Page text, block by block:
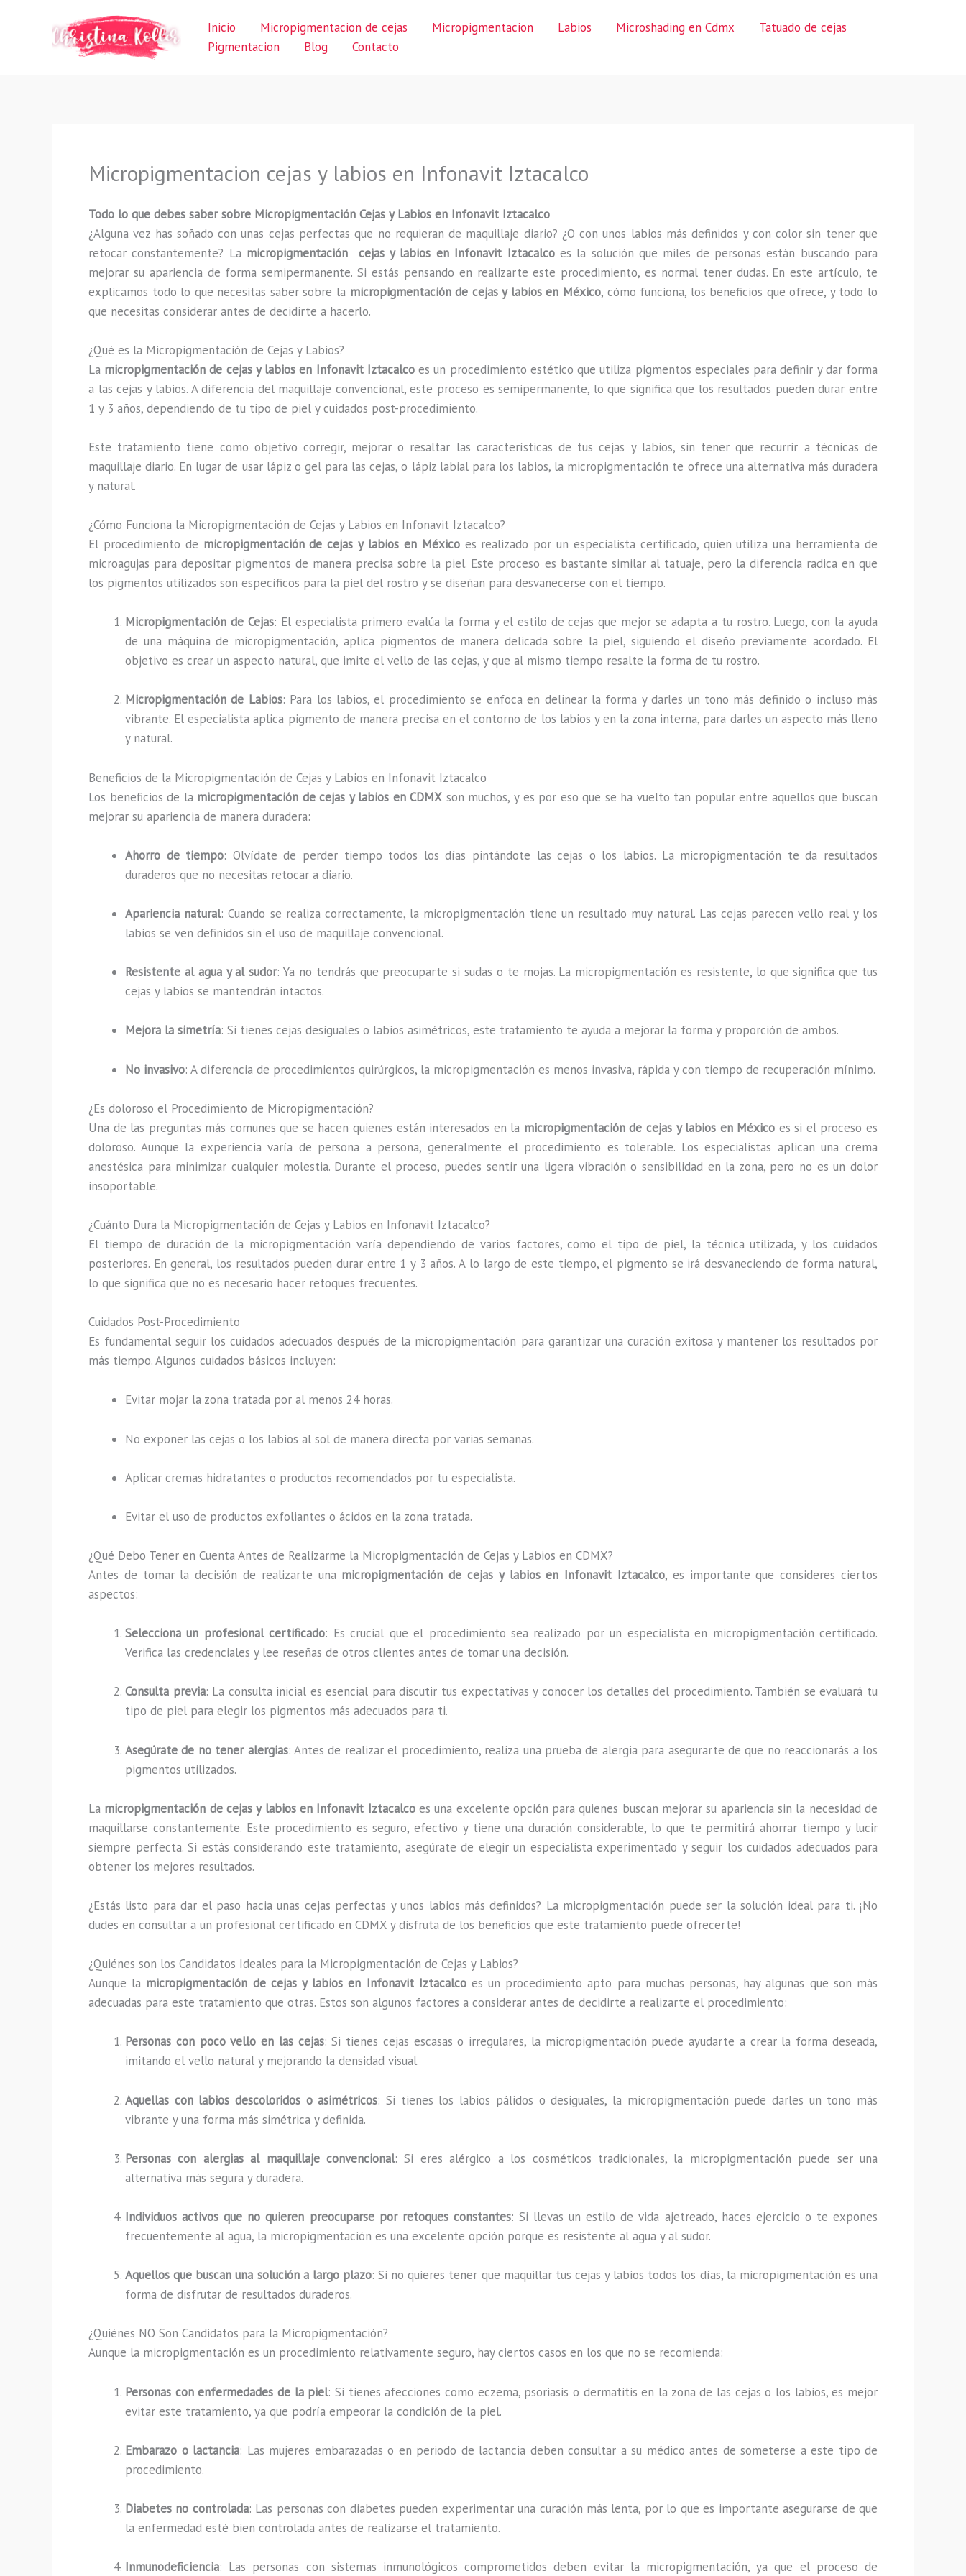
Inicio Micropigmentacion de cejas Micropigmentacion Labios Microshading en Cdmx
Tatuado de cejas
Pigmentacion
Blog Contacto
Micropigmentacion cejas y labios en Infonavit Iztacalco
Todo lo que debes saber sobre Micropigmentación Cejas y Labios en Infonavit Iztacalco
¿Alguna vez has soñado con unas cejas perfectas que no requieran de maquillaje diario? ¿O con unos labios más definidos y con color sin tener que
retocar constantemente? La micropigmentación cejas y labios en Infonavit Iztacalcoes la solución que miles de personas están buscando para
mejorar su apariencia de forma semipermanente. Si estás pensando en realizarte este procedimiento, es normal tener dudas. En este artículo, te
explicamos todo lo que necesitas saber sobre la micropigmentación de cejas y labios en México, cómo funciona, los beneficios que ofrece, y todo lo
que necesitas considerar antes de decidirte a hacerlo.
¿Qué es la Micropigmentación de Cejas y Labios?
La micropigmentación de cejas y labios en Infonavit Iztacalcoes un procedimiento estético que utiliza pigmentos especiales para definir y dar forma
a las cejas y labios. A diferencia del maquillaje convencional, este proceso es semipermanente, lo que significa que los resultados pueden durar entre
1 y 3 años, dependiendo de tu tipo de piel y cuidados post-procedimiento.
Este tratamiento tiene como objetivo corregir, mejorar o resaltar las características de tus cejas y labios, sin tener que recurrir a técnicas de
maquillaje diario. En lugar de usar lápiz o gel para las cejas, o lápiz labial para los labios, la micropigmentación te ofrece una alternativa más duradera
y natural.
¿Cómo Funciona la Micropigmentación de Cejas y Labios en Infonavit Iztacalco?
El procedimiento de micropigmentación de cejas y labios en Méxicoes realizado por un especialista certificado, quien utiliza una herramienta de
microagujas para depositar pigmentos de manera precisa sobre la piel. Este proceso es bastante similar al tatuaje, pero la diferencia radica en que
los pigmentos utilizados son específicos para la piel del rostro y se diseñan para desvanecerse con el tiempo.
Micropigmentación de Cejas: El especialista primero evalúa la forma y el estilo de cejas que mejor se adapta a tu rostro. Luego, con la ayuda
de una máquina de micropigmentación, aplica pigmentos de manera delicada sobre la piel, siguiendo el diseño previamente acordado. El
objetivo es crear un aspecto natural, que imite el vello de las cejas, y que al mismo tiempo resalte la forma de tu rostro.
Micropigmentación de Labios: Para los labios, el procedimiento se enfoca en delinear la forma y darles un tono más definido o incluso más
vibrante. El especialista aplica pigmento de manera precisa en el contorno de los labios y en la zona interna, para darles un aspecto más lleno
y natural.
Beneficios de la Micropigmentación de Cejas y Labios en Infonavit Iztacalco
Los beneficios de la micropigmentación de cejas y labios en CDMX son muchos, y es por eso que se ha vuelto tan popular entre aquellos que buscan
mejorar su apariencia de manera duradera:
Ahorro de tiempo: Olvídate de perder tiempo todos los días pintándote las cejas o los labios. La micropigmentación te da resultados
duraderos que no necesitas retocar a diario.
Apariencia natural: Cuando se realiza correctamente, la micropigmentación tiene un resultado muy natural. Las cejas parecen vello real y los
labios se ven definidos sin el uso de maquillaje convencional.
Resistente al agua y al sudor: Ya no tendrás que preocuparte si sudas o te mojas. La micropigmentación es resistente, lo que significa que tus
cejas y labios se mantendrán intactos.
Mejora la simetría: Si tienes cejas desiguales o labios asimétricos, este tratamiento te ayuda a mejorar la forma y proporción de ambos.
No invasivo: A diferencia de procedimientos quirúrgicos, la micropigmentación es menos invasiva, rápida y con tiempo de recuperación mínimo.
¿Es doloroso el Procedimiento de Micropigmentación?
Una de las preguntas más comunes que se hacen quienes están interesados en la micropigmentación de cejas y labios en México es si el proceso es
doloroso. Aunque la experiencia varía de persona a persona, generalmente el procedimiento es tolerable. Los especialistas aplican una crema
anestésica para minimizar cualquier molestia. Durante el proceso, puedes sentir una ligera vibración o sensibilidad en la zona, pero no es un dolor
insoportable.
¿Cuánto Dura la Micropigmentación de Cejas y Labios en Infonavit Iztacalco?
El tiempo de duración de la micropigmentación varía dependiendo de varios factores, como el tipo de piel, la técnica utilizada, y los cuidados
posteriores. En general, los resultados pueden durar entre 1 y 3 años. A lo largo de este tiempo, el pigmento se irá desvaneciendo de forma natural,
lo que significa que no es necesario hacer retoques frecuentes.
Cuidados Post-Procedimiento
Es fundamental seguir los cuidados adecuados después de la micropigmentación para garantizar una curación exitosa y mantener los resultados por
más tiempo. Algunos cuidados básicos incluyen:
Evitar mojar la zona tratada por al menos 24 horas.
No exponer las cejas o los labios al sol de manera directa por varias semanas.
Aplicar cremas hidratantes o productos recomendados por tu especialista.
Evitar el uso de productos exfoliantes o ácidos en la zona tratada.
¿Qué Debo Tener en Cuenta Antes de Realizarme la Micropigmentación de Cejas y Labios en CDMX?
Antes de tomar la decisión de realizarte una micropigmentación de cejas y labios en Infonavit Iztacalco, es importante que consideres ciertos
aspectos:
Selecciona un profesional certificado: Es crucial que el procedimiento sea realizado por un especialista en micropigmentación certificado.
Verifica las credenciales y lee reseñas de otros clientes antes de tomar una decisión.
Consulta previa: La consulta inicial es esencial para discutir tus expectativas y conocer los detalles del procedimiento. También se evaluará tu
tipo de piel para elegir los pigmentos más adecuados para ti.
Asegúrate de no tener alergias: Antes de realizar el procedimiento, realiza una prueba de alergia para asegurarte de que no reaccionarás a los
pigmentos utilizados.
La micropigmentación de cejas y labios en Infonavit Iztacalcoes una excelente opción para quienes buscan mejorar su apariencia sin la necesidad de
maquillarse constantemente. Este procedimiento es seguro, efectivo y tiene una duración considerable, lo que te permitirá ahorrar tiempo y lucir
siempre perfecta. Si estás considerando este tratamiento, asegúrate de elegir un especialista experimentado y seguir los cuidados adecuados para
obtener los mejores resultados.
¿Estás listo para dar el paso hacia unas cejas perfectas y unos labios más definidos? La micropigmentación puede ser la solución ideal para ti. ¡No
dudes en consultar a un profesional certificado en CDMX y disfruta de los beneficios que este tratamiento puede ofrecerte!
¿Quiénes son los Candidatos Ideales para la Micropigmentación de Cejas y Labios?
Aunque la micropigmentación de cejas y labios en Infonavit Iztacalcoes un procedimiento apto para muchas personas, hay algunas que son más
adecuadas para este tratamiento que otras. Estos son algunos factores a considerar antes de decidirte a realizarte el procedimiento:
Personas con poco vello en las cejas: Si tienes cejas escasas o irregulares, la micropigmentación puede ayudarte a crear la forma deseada,
imitando el vello natural y mejorando la densidad visual.
Aquellas con labios descoloridos o asimétricos: Si tienes los labios pálidos o desiguales, la micropigmentación puede darles un tono más
vibrante y una forma más simétrica y definida.
Personas con alergias al maquillaje convencional: Si eres alérgico a los cosméticos tradicionales, la micropigmentación puede ser una
alternativa más segura y duradera.
Individuos activos que no quieren preocuparse por retoques constantes: Si llevas un estilo de vida ajetreado, haces ejercicio o te expones
frecuentemente al agua, la micropigmentación es una excelente opción porque es resistente al agua y al sudor.
Aquellos que buscan una solución a largo plazo: Si no quieres tener que maquillar tus cejas y labios todos los días, la micropigmentación es una
forma de disfrutar de resultados duraderos.
¿Quiénes NO Son Candidatos para la Micropigmentación?
Aunque la micropigmentación es un procedimiento relativamente seguro, hay ciertos casos en los que no se recomienda:
Personas con enfermedades de la piel: Si tienes afecciones como eczema, psoriasis o dermatitis en la zona de las cejas o los labios, es mejor
evitar este tratamiento, ya que podría empeorar la condición de la piel.
Embarazo o lactancia: Las mujeres embarazadas o en periodo de lactancia deben consultar a su médico antes de someterse a este tipo de
procedimiento.
Diabetes no controlada: Las personas con diabetes pueden experimentar una curación más lenta, por lo que es importante asegurarse de que
la enfermedad esté bien controlada antes de realizarse el tratamiento.
Inmunodeficiencia: Las personas con sistemas inmunológicos comprometidos deben evitar la micropigmentación, ya que el proceso de